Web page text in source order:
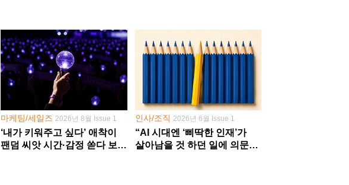
마케팅/세일즈2026년 8월 Issue 1
‘내가 키워주고 싶다’ 애착이
팬덤 씨앗 시간·감정 쏟다 보면
인사/조직 2026년 6월 Issue 1
“AI 시대엔 ‘삐딱한 인재’가
살아남을 것 하던 일에 의문